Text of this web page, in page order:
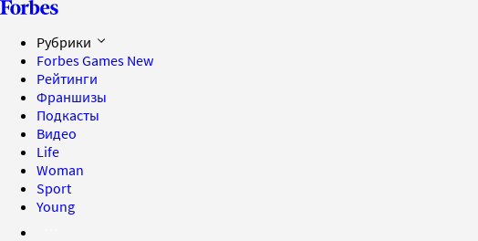
Рубрики
Forbes Games New
Рейтинги
Франшизы
Подкасты
Видео
Life
Woman
Sport
Young